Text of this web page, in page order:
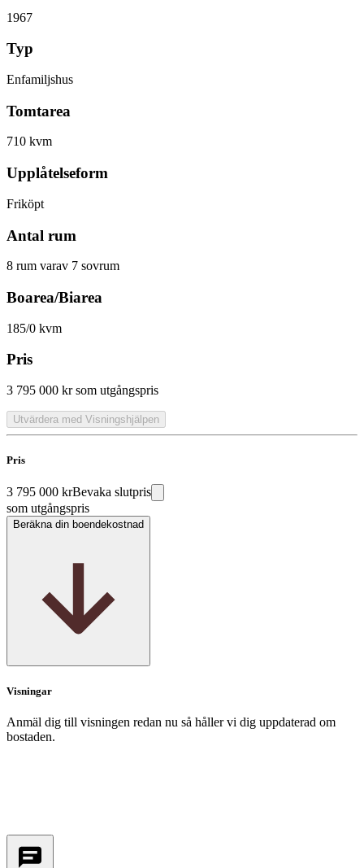
1967
Typ
Enfamiljshus
Tomtarea
710 kvm
Upplåtelseform
Friköpt
Antal rum
8 rum varav 7 sovrum
Boarea/Biarea
185/0 kvm
Pris
3 795 000 kr som utgångspris
Utvärdera med Visningshjälpen
Pris
3 795 000 krBevaka slutpris
som utgångspris
Beräkna din boendekostnad
Visningar
Anmäl dig till visningen redan nu så håller vi dig uppdaterad om
bostaden.